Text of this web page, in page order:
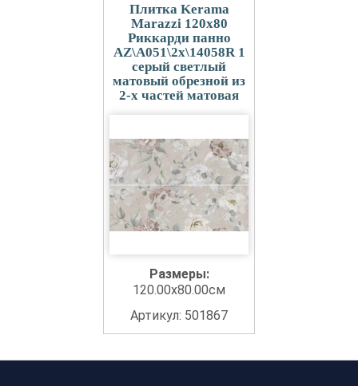
Плитка Kerama
Marazzi 120x80
Риккарди панно
AZ\A051\2x\14058R 1
серый светлый
матовый обрезной из
2-х частей матовая
Размеры:
120.00x80.00см
Артикул: 501867